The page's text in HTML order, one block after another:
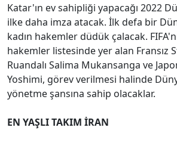
Katar'ın ev sahipliği yapacağı 2022
ilke daha imza atacak. İlk defa bir
kadın hakemler düdük çalacak.
hakemler listesinde yer alan Fransız
Ruandalı Salima Mukansanga ve
Yoshimi, görev verilmesi halinde
yönetme şansına sahip olacaklar.
EN YAŞLI TAKIM İRAN